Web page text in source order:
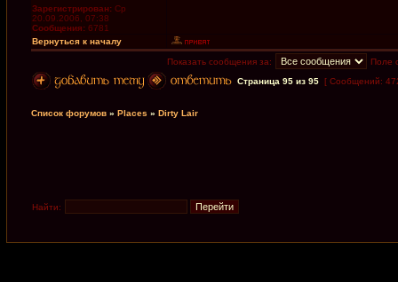
Зарегистрирован: Ср
20.09.2006, 07:38
Сообщения: 6781
Вернуться к началу
Показать сообщения за:
Поле
Страница 95 из 95 [ Сообщений:
Список форумов » Places » Dirty Lair
Найти: